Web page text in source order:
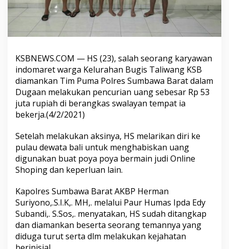
KSBNEWS.COM — HS (23), salah seorang karyawan
indomaret warga Kelurahan Bugis Taliwang KSB
diamankan Tim Puma Polres Sumbawa Barat dalam
Dugaan melakukan pencurian uang sebesar Rp 53
juta rupiah di berangkas swalayan tempat ia
bekerja.(4/2/2021)
Setelah melakukan aksinya, HS melarikan diri ke
pulau dewata bali untuk menghabiskan uang
digunakan buat poya poya bermain judi Online
Shoping dan keperluan lain.
Kapolres Sumbawa Barat AKBP Herman
Suriyono,.S.I.K,. MH,. melalui Paur Humas Ipda Edy
Subandi,. S.Sos,. menyatakan, HS sudah ditangkap
dan diamankan beserta seorang temannya yang
diduga turut serta dlm melakukan kejahatan